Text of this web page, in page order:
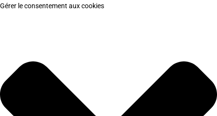
Gérer le consentement aux cookies